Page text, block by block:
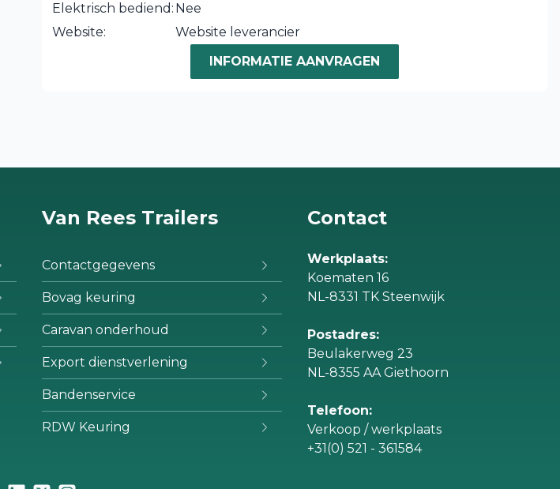
Elektrisch bediend: Nee
Website:
Website leverancier
INFORMATIE AANVRAGEN
Van Rees Trailers
Contactgegevens
Bovag keuring
Caravan onderhoud
Export dienstverlening
Bandenservice
RDW Keuring
Contact
Werkplaats:
Koematen 16
NL-8331 TK Steenwijk
Postadres:
Beulakerweg 23
NL-8355 AA Giethoorn
Telefoon:
Verkoop / werkplaats
+31(0) 521 - 361584